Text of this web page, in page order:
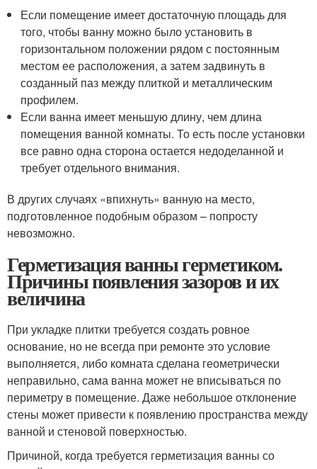
Если помещение имеет достаточную площадь для
того, чтобы ванну можно было установить в
горизонтальном положении рядом с постоянным
местом ее расположения, а затем задвинуть в
созданный паз между плиткой и металлическим
профилем.
Если ванна имеет меньшую длину, чем длина
помещения ванной комнаты. То есть после установки
все равно одна сторона остается недоделанной и
требует отдельного внимания.
В других случаях «впихнуть» ванную на место,
подготовленное подобным образом – попросту
невозможно.
Герметизация ванны герметиком.
Причины появления зазоров и их
величина
При укладке плитки требуется создать ровное
основание, но не всегда при ремонте это условие
выполняется, либо комната сделана геометрически
неправильно, сама ванна может не вписываться по
периметру в помещение. Даже небольшое отклонение
стены может привести к появлению пространства между
ванной и стеновой поверхностью.
Причиной, когда требуется герметизация ванны со